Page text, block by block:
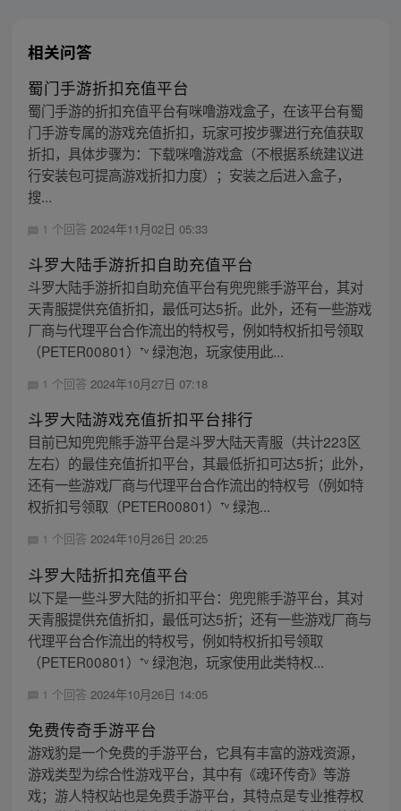
相关问答
蜀门手游折扣充值平台
蜀门手游的折扣充值平台有咪噜游戏盒子，在该平台有蜀
门手游专属的游戏充值折扣，玩家可按步骤进行充值获取
折扣，具体步骤为：下载咪噜游戏盒（不根据系统建议进
行安装包可提高游戏折扣力度）；安装之后进入盒子，
搜...
1 个回答 2024年11月02日 05:33
斗罗大陆手游折扣自助充值平台
斗罗大陆手游折扣自助充值平台有兜兜熊手游平台，其对
天青服提供充值折扣，最低可达5折。此外，还有一些游戏
厂商与代理平台合作流出的特权号，例如特权折扣号领取
（PETER00801）⁺ᵛ 绿泡泡，玩家使用此...
1 个回答 2024年10月27日 07:18
斗罗大陆游戏充值折扣平台排行
目前已知兜兜熊手游平台是斗罗大陆天青服（共计223区
左右）的最佳充值折扣平台，其最低折扣可达5折；此外，
还有一些游戏厂商与代理平台合作流出的特权号（例如特
权折扣号领取（PETER00801）⁺ᵛ 绿泡...
1 个回答 2024年10月26日 20:25
斗罗大陆折扣充值平台
以下是一些斗罗大陆的折扣平台：兜兜熊手游平台，其对
天青服提供充值折扣，最低可达5折；还有一些游戏厂商与
代理平台合作流出的特权号，例如特权折扣号领取
（PETER00801）⁺ᵛ 绿泡泡，玩家使用此类特权...
1 个回答 2024年10月26日 14:05
免费传奇手游平台
游戏豹是一个免费的手游平台，它具有丰富的游戏资源，
游戏类型为综合性游戏平台，其中有《魂环传奇》等游
戏；游人特权站也是免费手游平台，其特点是专业推荐权